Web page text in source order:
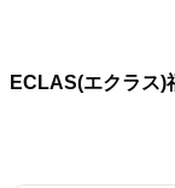
ECLAS(エクラス)